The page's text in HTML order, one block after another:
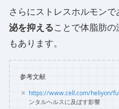
さらにストレスホルモンで
泌を抑えることで体脂肪
もあります。
参考文献
https://www.cell.com/heliyon/
ンタルヘルスに及ぼす影響